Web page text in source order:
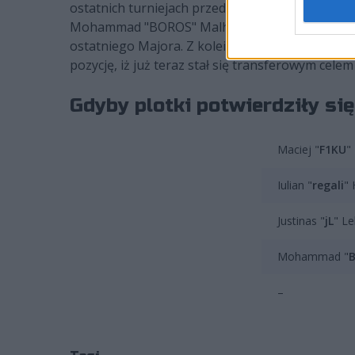
ostatnich turniejach przed wakacjami jako
Mohammad "BOROS" Malhas. Litwin jest
ostatniego Majora. Z kolei Jordańczyk to
pozycję, iż już teraz stał się transferowym
Gdyby plotki potwierdziły
Maciej "F1KU"
Iulian "regali"
Justinas "jL"
Mohammad "
–